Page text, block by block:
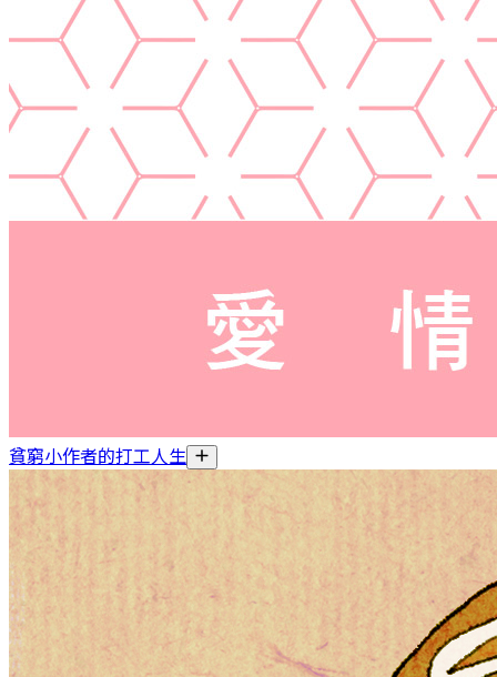
貧窮小作者的打工人生